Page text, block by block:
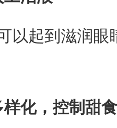
起到滋润眼
样化，控制甜